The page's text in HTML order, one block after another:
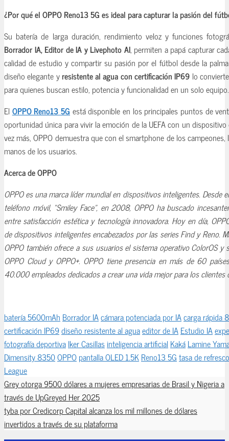
¿Por qué el OPPO Reno13 5G es ideal para capturar la pasión del
Su batería de larga duración, rendimiento veloz y funciones
Borrador IA, Editor de IA y Livephoto AI, permiten a papá capturar
calidad de estudio y compartir su pasión por el fútbol desde la
diseño elegante yresistente al agua con certificación IP69 lo
para quienes buscan estilo, potencia y funcionalidad en un solo equipo.
El OPPO Reno13 5G está disponible en los principales puntos de
oportunidad única para vivir la emoción de la UEFA con un
vez más, OPPO demuestra que con el smartphone de los
manos de los usuarios.
Acerca de OPPO
OPPO es una marca líder mundial en dispositivos inteligentes. Desde
teléfono móvil, “Smiley Face”, en 2008, OPPO ha buscado
entre satisfacción estética y tecnología innovadora. Hoy en día,
de dispositivos inteligentes encabezados por las series Find y Reno.
OPPO también ofrece a sus usuarios el sistema operativo ColorOS
OPPO Cloud y OPPO+. OPPO tiene presencia en más de 60
40.000 empleados dedicados a crear una vida mejor para los
batería 5600mAh Borrador IAcámara potenciada por IAcarga rápida
certificación IP69diseño resistente al aguaeditor de IAEstudio IA
fotografía deportivaIker Casillasinteligencia artificial KakáLamine
Dimensity 8350OPPOpantalla OLED 1.5KReno13 5Gtasa de
League
Grey otorga 9500 dólares a mujeres empresarias de Brasil y Nigeria a
través de UpGreyed Her 2025
tyba por Credicorp Capital alcanza los mil millones de dólares
invertidos a través de su plataforma